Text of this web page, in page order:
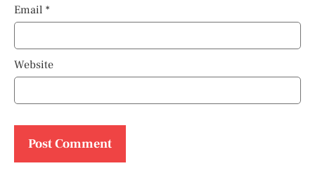
Email *
Website